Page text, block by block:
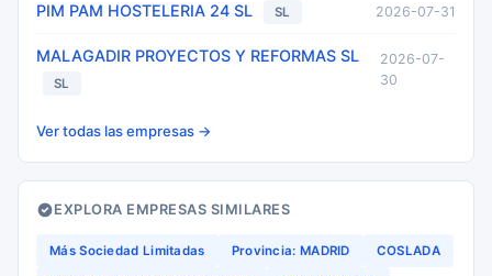
PIM PAM HOSTELERIA 24 SL SL 2026-07-31
MALAGADIR PROYECTOS Y REFORMAS SL
SL
2026-07-
30
Ver todas las empresas →
EXPLORA EMPRESAS SIMILARES
Más Sociedad Limitadas Provincia: MADRID COSLADA